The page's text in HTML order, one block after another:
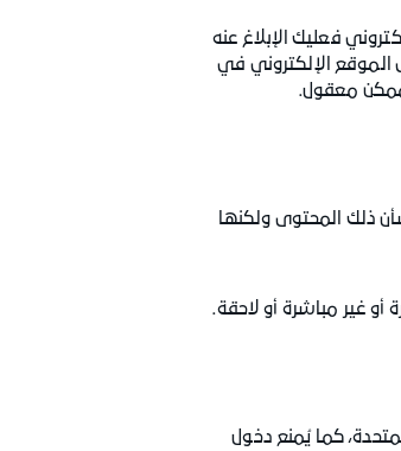
فعليك الإبلاغ عنه
الإلكتروني في
ممكن معقول.
ذلك المحتوى ولكنها
كما يُمنع دخول